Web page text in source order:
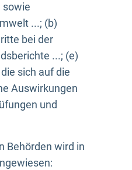
sowie
...; (b)
bei der
...; (e)
sich auf die
Auswirkungen
und
Behörden wird in